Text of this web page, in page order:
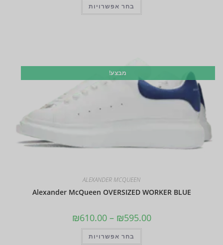
בחר אפשרויות
מבצע!
ALEXANDER MCQUEEN
Alexander McQueen OVERSIZED WORKER BLUE
₪595.00
–
₪610.00
בחר אפשרויות